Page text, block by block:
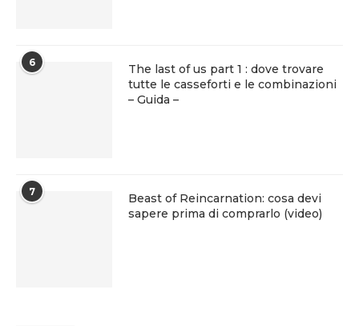
6
The last of us part 1 : dove trovare
tutte le casseforti e le combinazioni
– Guida –
7
Beast of Reincarnation: cosa devi
sapere prima di comprarlo (video)